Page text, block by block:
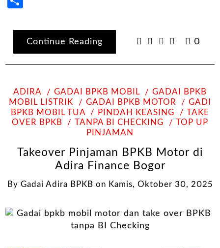
Continue Reading 0
ADIRA GADAI BPKB MOBIL
GADAI BPKB
MOBIL LISTRIK
GADAI BPKB MOTOR
GADI
BPKB MOBIL TUA
PINDAH KEASING
TAKE
OVER BPKB
TANPA BI CHECKING
TOP UP
PINJAMAN
Takeover Pinjaman BPKB Motor di
Adira Finance Bogor
By Gadai Adira BPKB on Kamis, Oktober 30, 2025